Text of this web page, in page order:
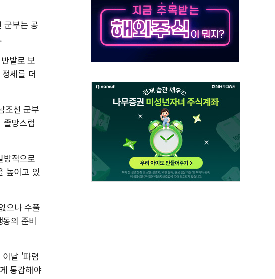
억대 사기 혐의' 차가원 대표 구속 송치
군부는 공
발로 보
세를 더
조선 군부
졸망스럽
방적으로
높이고 있
으나 수풀
의 준비
이날 '파렴
통감해야